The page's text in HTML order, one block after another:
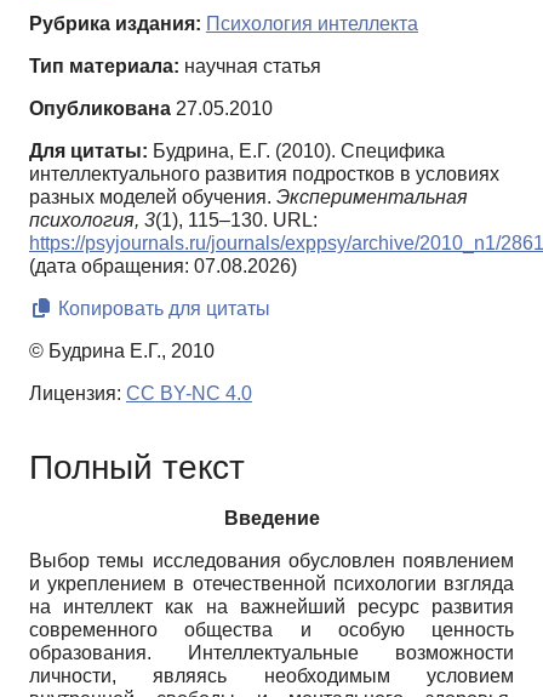
Рубрика издания: Психология интеллекта
Тип материала: научная статья
Опубликована 27.05.2010
Для цитаты: Будрина, Е.Г. (2010). Специфика
интеллектуального развития подростков в условиях
разных моделей обучения. Экспериментальная
психология, 3(1), 115–130. URL:
https://psyjournals.ru/journals/exppsy/archive/2010_n1/
(дата обращения: 07.08.2026)
Копировать для цитаты
© Будрина Е.Г., 2010
Лицензия: CC BY-NC 4.0
Полный текст
Введение
Выбор темы исследования обусловлен появлением
и укреплением в отечественной психологии взгляда
на интеллект как на важнейший ресурс развития
современного общества и особую ценность
образования. Интеллектуальные возможности
личности, являясь необходимым условием